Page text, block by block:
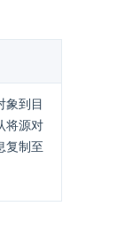
象到目
将源对
复制至